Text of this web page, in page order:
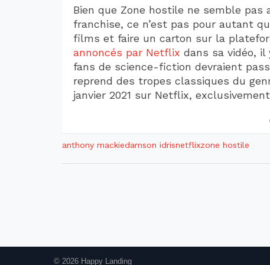
Bien que Zone hostile ne semble
franchise, ce n’est pas pour autant
films et faire un carton sur la
annoncés par Netflix dans sa vidéo,
fans de science-fiction devraient
reprend des tropes classiques du
janvier 2021 sur Netflix,
anthony mackiedamson idrisnetflixzone hostile
© 2026 Happy Landing